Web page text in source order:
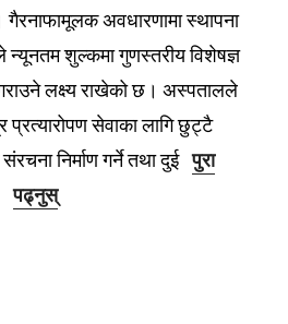
अवधारणामा स्थापना
शुल्कमा गुणस्तरीय विशेषज्ञ
लक्ष्य राखेको छ। अस्पतालले
प्रत्यारोपण सेवाका लागि छुट्टै
निर्माण गर्ने तथा दुईपुरा
पढ्नुस्